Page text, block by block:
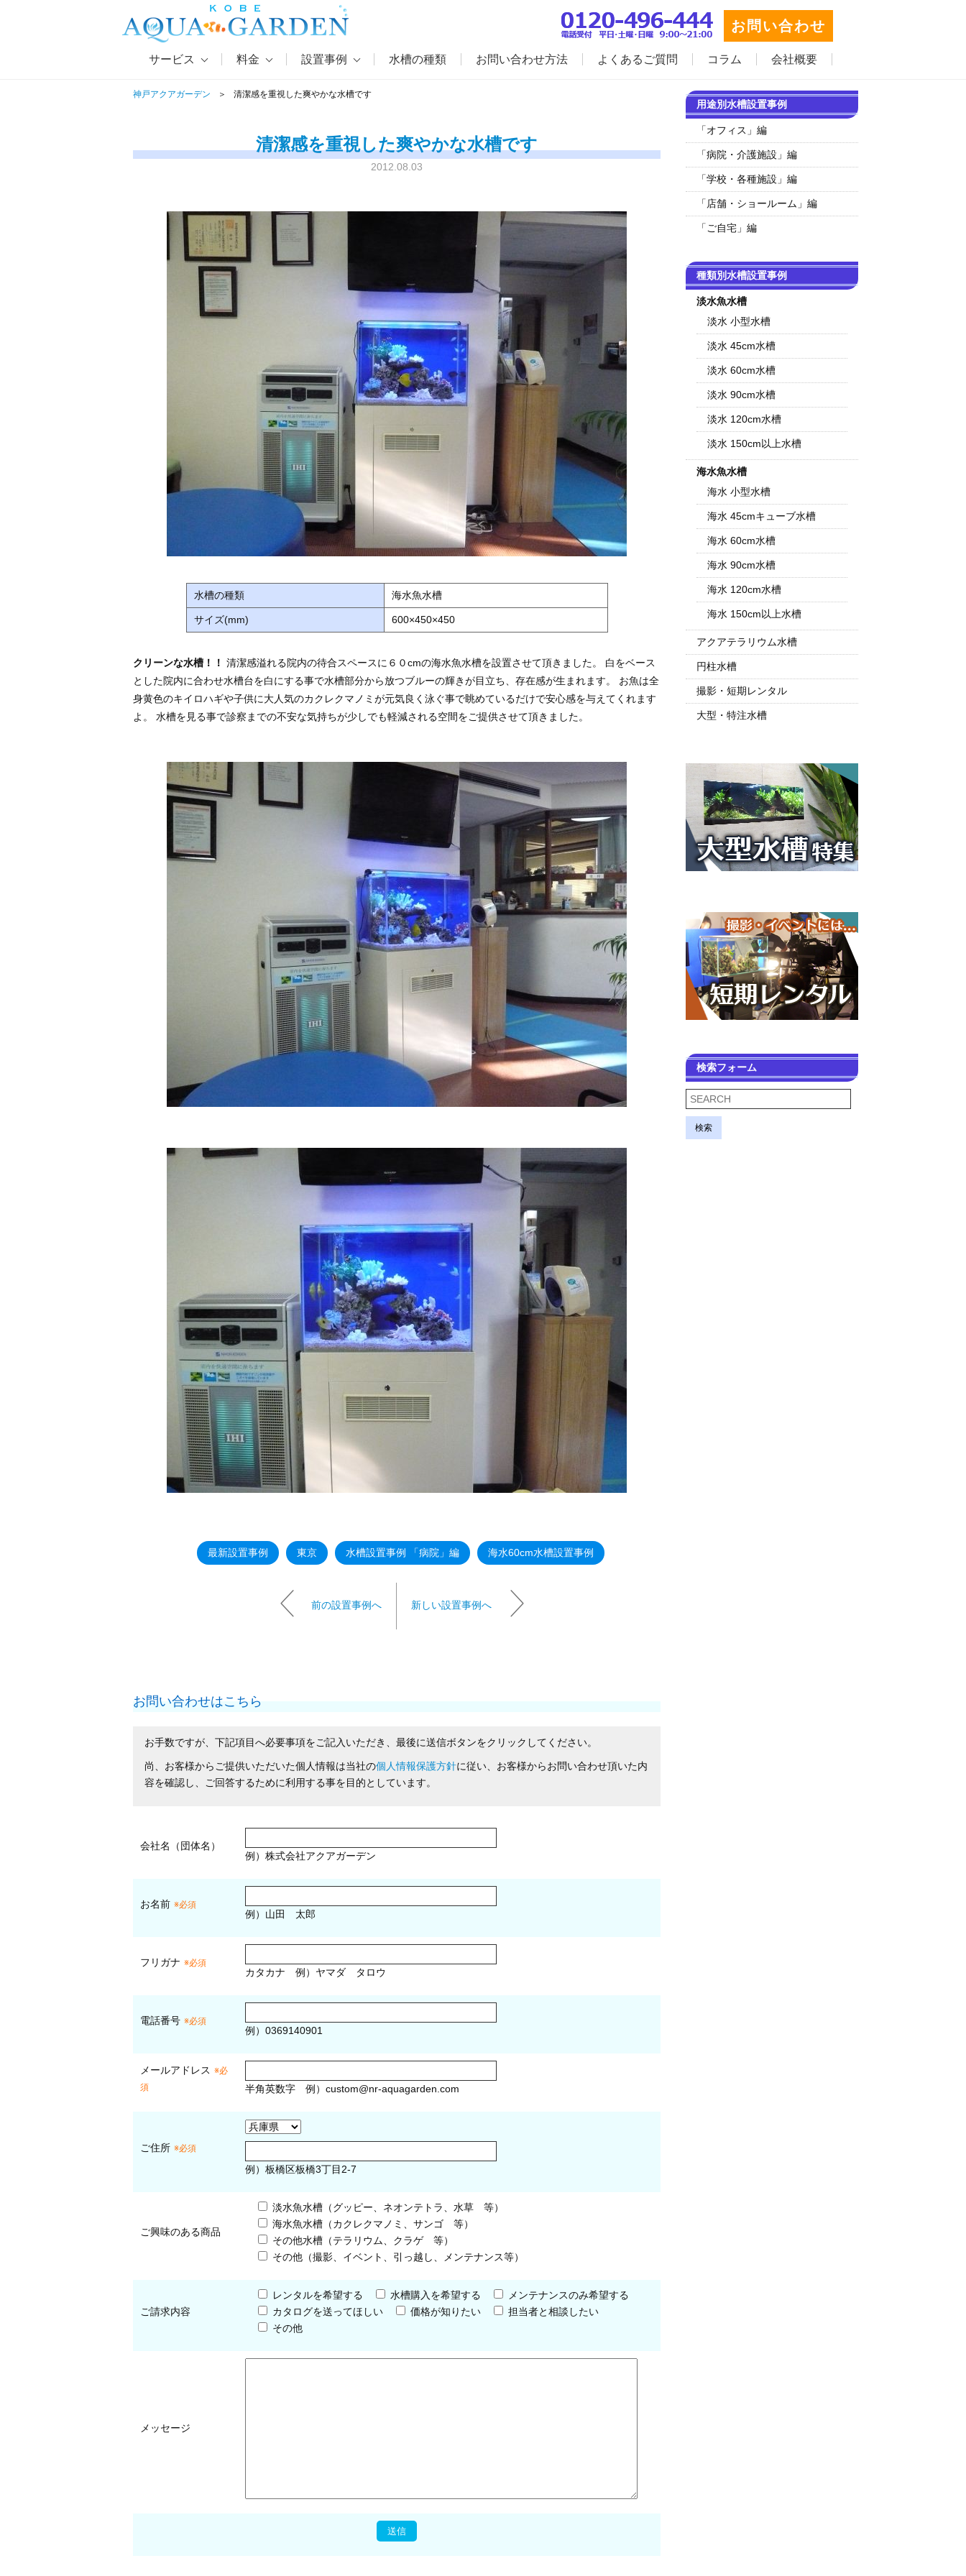
お問い合わせ
サービス 料金 設置事例 水槽の種類 お問い合わせ方法 よくあるご質問 コラム 会社概要
神戸アクアガーデン 清潔感を重視した爽やかな水槽です
清潔感を重視した爽やかな水槽です
2012.08.03
水槽の種類 海水魚水槽
サイズ(mm) 600×450×450
クリーンな水槽！！ 清潔感溢れる院内の待合スペースに６０cmの海水魚水槽を設置させて頂きました。 白をベース
とした院内に合わせ水槽台を白にする事で水槽部分から放つブルーの輝きが目立ち、存在感が生まれます。 お魚は全
身黄色のキイロハギや子供に大人気のカクレクマノミが元気良く泳ぐ事で眺めているだけで安心感を与えてくれます
よ。 水槽を見る事で診察までの不安な気持ちが少しでも軽減される空間をご提供させて頂きました。
最新設置事例 東京 水槽設置事例 「病院」編 海水60cm水槽設置事例
前の設置事例へ 新しい設置事例へ
お問い合わせはこちら
お手数ですが、下記項目へ必要事項をご記入いただき、最後に送信ボタンをクリックしてください。
尚、お客様からご提供いただいた個人情報は当社の個人情報保護方針に従い、お客様からお問い合わせ頂いた内
容を確認し、ご回答するために利用する事を目的としています。
会社名（団体名）
例）株式会社アクアガーデン
お名前 ※必須
例）山田 太郎
フリガナ ※必須
カタカナ 例）ヤマダ タロウ
電話番号 ※必須
例）0369140901
メールアドレス ※必
須
半角英数字 例） custom@nr-aquagarden.com
ご住所 ※必須
例）板橋区板橋3丁目2-7
ご興味のある商品
淡水魚水槽（グッピー、ネオンテトラ、水草 等）
海水魚水槽（カクレクマノミ、サンゴ 等）
その他水槽（テラリウム、クラゲ 等）
その他（撮影、イベント、引っ越し、メンテナンス等）
ご請求内容
レンタルを希望する 水槽購入を希望する
メンテナンスのみ希望する
カタログを送ってほしい
価格が知りたい
担当者と相談したい
その他
メッセージ
用途別水槽設置事例
「オフィス」編
「病院・介護施設」編
「学校・各種施設」編
「店舗・ショールーム」編
「ご自宅」編
種類別水槽設置事例
淡水魚水槽
淡水 小型水槽
淡水 45cm水槽
淡水 60cm水槽
淡水 90cm水槽
淡水 120cm水槽
淡水 150cm以上水槽
海水魚水槽
海水 小型水槽
海水 45cmキューブ水槽
海水 60cm水槽
海水 90cm水槽
海水 120cm水槽
海水 150cm以上水槽
アクアテラリウム水槽
円柱水槽
撮影・短期レンタル
大型・特注水槽
検索フォーム
検索